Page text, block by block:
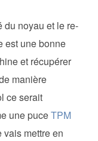
du noyau et le re-
est une bonne
et récupérer
manière
ce serait
une puceTPM
vais mettre en